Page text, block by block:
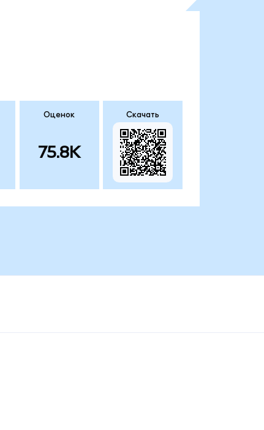
Оценок
75.8K
Скачать